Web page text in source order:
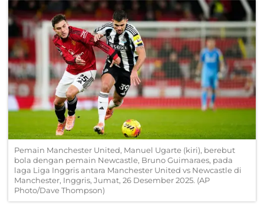
Pemain Manchester United, Manuel Ugarte (kiri), berebut
bola dengan pemain Newcastle, Bruno Guimaraes, pada
laga Liga Inggris antara Manchester United vs Newcastle di
Manchester, Inggris, Jumat, 26 Desember 2025. (AP
Photo/Dave Thompson)